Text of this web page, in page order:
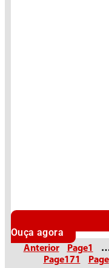
Ouça agora
Anterior Page1
Page171 Page